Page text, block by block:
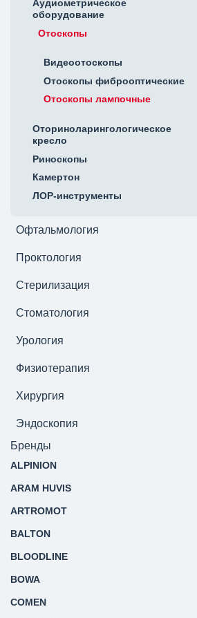
Аудиометрическое
оборудование
Отоскопы
Видеоотоскопы
Отоскопы фиброоптические
Отоскопы лампочные
Оториноларингологическое
кресло
Риноскопы
Камертон
ЛОР-инструменты
Офтальмология
Проктология
Стерилизация
Стоматология
Урология
Физиотерапия
Хирургия
Эндоскопия
Бренды
ALPINION
ARAM HUVIS
ARTROMOT
BALTON
BLOODLINE
BOWA
COMEN